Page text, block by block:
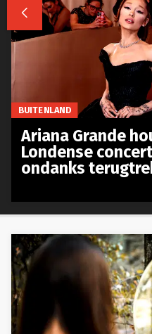

BUITENLAND
Ariana Grande
Londense
ondanks